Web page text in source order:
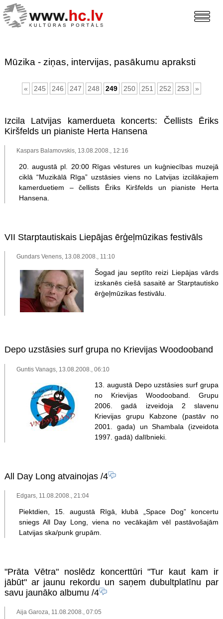
Mūzika - ziņas, intervijas, pasākumu apraksti
« 245 246 247 248 249 250 251 252 253 »
Izcila Latvijas kamerdueta koncerts: Čellists Ēriks
Kiršfelds un pianiste Herta Hansena
Kaspars Balamovskis, 13.08.2008., 12:16
20. augustā pl. 20:00 Rīgas vēstures un kuģniecības muzejā
ciklā “Muzikālā Rīga” uzstāsies viens no Latvijas izcilākajiem
kamerduetiem – čellists Ēriks Kiršfelds un pianiste Herta
Hansena.
VII Starptautiskais Liepājas ērģeļmūzikas festivāls
Gundars Venens, 13.08.2008., 11:10
Šogad jau septīto reizi Liepājas vārds
izskanēs ciešā sasaitē ar Starptautisko
ērģeļmūzikas festivālu.
Depo uzstāsies surf grupa no Krievijas Woodooband
Guntis Vanags, 13.08.2008., 06:10
13. augustā Depo uzstāsies surf grupa
no Krievijas Woodooband. Grupu
2006. gadā izveidoja 2 slavenu
Krievijas grupu Kabzone (pastāv no
2001. gada) un Shambala (izveidota
1997. gadā) dalībnieki.
All Day Long atvainojas/4
Edgars, 11.08.2008., 21:04
Piektdien, 15. augustā Rīgā, klubā „Space Dog” koncertu
sniegs All Day Long, viena no vecākajām vēl pastāvošajām
Latvijas ska/punk grupām.
"Prāta Vētra" noslēdz koncerttūri "Tur kaut kam ir
jābūt" ar jaunu rekordu un saņem dubultplatīnu par
savu jaunāko albumu /4
Aija Garoza, 11.08.2008., 07:05